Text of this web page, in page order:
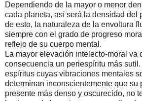
Dependiendo de la mayor o menor
cada planeta, así será la densidad del
de esto, la naturaleza de la envoltura
siempre con el grado de progreso
reflejo de su cuerpo mental.
La mayor elevación intelecto-moral va
consecuencia un periespíritu más
espíritus cuyas vibraciones mentales
determinan inconscientemente que su
presente más denso y oscurecido, no